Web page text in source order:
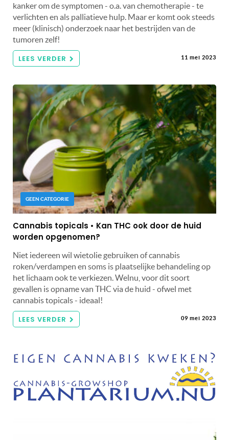
kanker om de symptomen - o.a. van chemotherapie - te
verlichten en als palliatieve hulp. Maar er komt ook steeds
meer (klinisch) onderzoek naar het bestrijden van de
tumoren zelf!
LEES VERDER 11 mei 2023
GEEN CATEGORIE
Cannabis topicals • Kan THC ook door de huid
worden opgenomen?
Niet iedereen wil wietolie gebruiken of cannabis
roken/verdampen en soms is plaatselijke behandeling op
het lichaam ook te verkiezen. Welnu, voor dit soort
gevallen is opname van THC via de huid - ofwel met
cannabis topicals - ideaal!
LEES VERDER 09 mei 2023